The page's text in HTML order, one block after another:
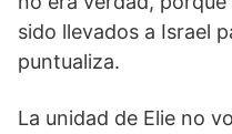
sido llevados a Israel
puntualiza.
La unidad de Elie no